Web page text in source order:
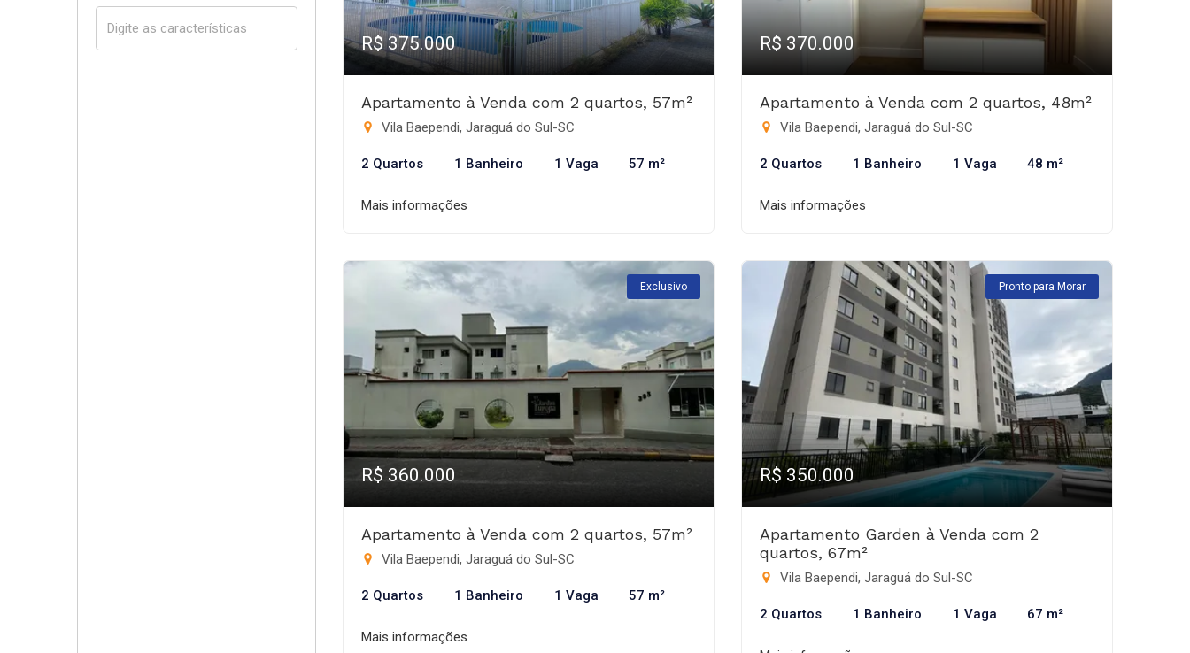
R$ 375.000
Apartamento à Venda com 2 quartos, 57m²
Vila Baependi, Jaraguá do Sul-SC
2 Quartos 1 Banheiro 1 Vaga 57 m²
Mais informações
R$ 370.000
Apartamento à Venda com 2 quartos, 48m²
Vila Baependi, Jaraguá do Sul-SC
2 Quartos 1 Banheiro 1 Vaga 48 m²
Mais informações
Exclusivo
R$ 360.000
Apartamento à Venda com 2 quartos, 57m²
Vila Baependi, Jaraguá do Sul-SC
2 Quartos 1 Banheiro 1 Vaga 57 m²
Mais informações
Pronto para Morar
R$ 350.000
Apartamento Garden à Venda com 2
quartos, 67m²
Vila Baependi, Jaraguá do Sul-SC
2 Quartos 1 Banheiro 1 Vaga 67 m²